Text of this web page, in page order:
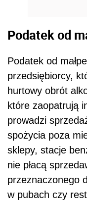
Podatek od
Podatek od
przedsiębiorcy,
hurtowy obrót
które zaopatrują
prowadzi
spożycia poza
sklepy, stacje
nie płacą
przeznaczonego
w pubach czy